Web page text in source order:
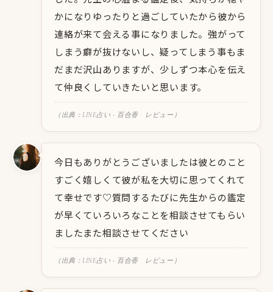
かになりゆったりと過ごしていたから彼から
連絡が来て会える事になりました。強がって
しまう癖が抜けないし、疑ってしまう事もま
だまだ沢山ありますが、少しずつ本心を伝え
て仲良くしていきたいと思います。
（出典：LINE占い - 百合香 レビュー）
今日もありがとうございましたは彼とのこと
すごく嬉しくて彼が私を大切に思ってくれて
て幸せです♡質問するたびに先生からの鑑定
が早くていろいろなことを相談させてもらい
ましたまた相談させてください
（出典：LINE占い - 百合香 レビュー）